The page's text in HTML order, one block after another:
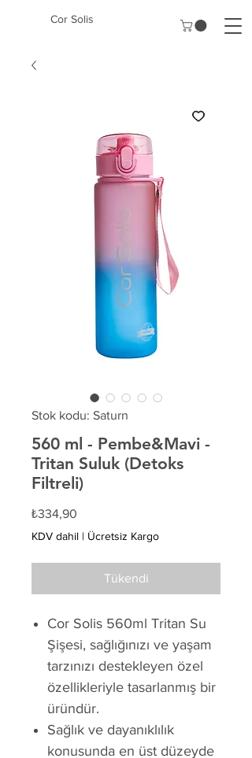
Cor Solis
Stok kodu: Saturn
560 ml - Pembe&Mavi -
Tritan Suluk (Detoks
Filtreli)
₺334,90
KDV dahil | Ücretsiz Kargo
Tükendi
Cor Solis 560ml Tritan Su
Şişesi, sağlığınızı ve yaşam
tarzınızı destekleyen özel
özellikleriyle tasarlanmış bir
üründür.
Sağlık ve dayanıklılık
konusunda en üst düzeyde